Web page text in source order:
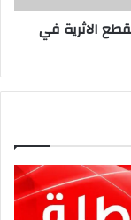
الاثرية في